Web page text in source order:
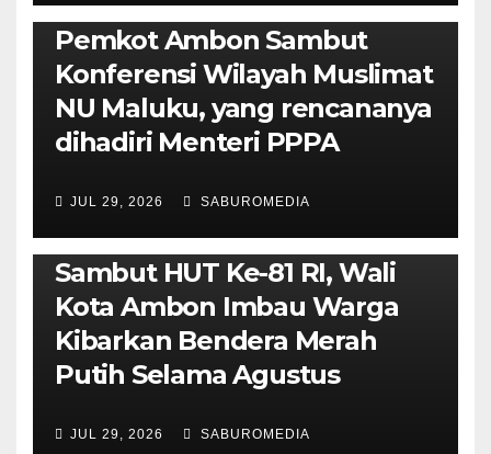
POLITIK & PEMERINTAHAN
Pemkot Ambon Sambut
Konferensi Wilayah Muslimat
NU Maluku, yang rencananya
dihadiri Menteri PPPA
JUL 29, 2026 SABUROMEDIA
AMBON METRO POLITIK & PEMERINTAHAN
Sambut HUT Ke-81 RI, Wali
Kota Ambon Imbau Warga
Kibarkan Bendera Merah
Putih Selama Agustus
JUL 29, 2026 SABUROMEDIA
PENDIDIKAN & OLAHRAGA THE MOLUCCAS